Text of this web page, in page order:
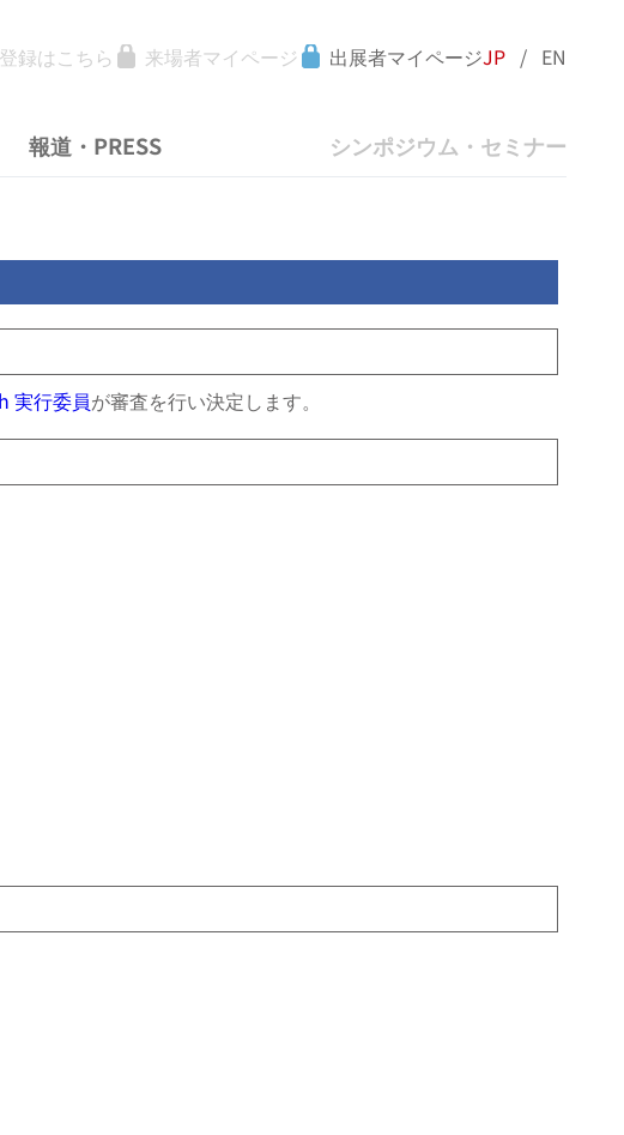
録はこちら 来場者マイページ 出展者マイページJP / EN
報道・PRESS シンポジウム・セミナー
実行委員が審査を行い決定します。